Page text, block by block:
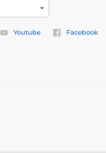
Youtube Facebook